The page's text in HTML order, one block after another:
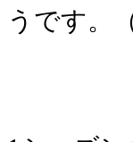
うです。